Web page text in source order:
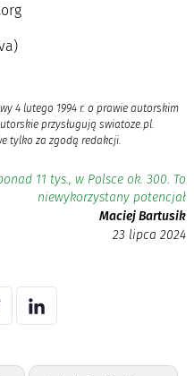
4 lutego 1994 r. o prawie autorskim
przysługują swiatoze.pl.
tylko za zgodą redakcji.
11 tys., w Polsce ok. 300. To
niewykorzystany potencjał
Maciej Bartusik
23 lipca 2024